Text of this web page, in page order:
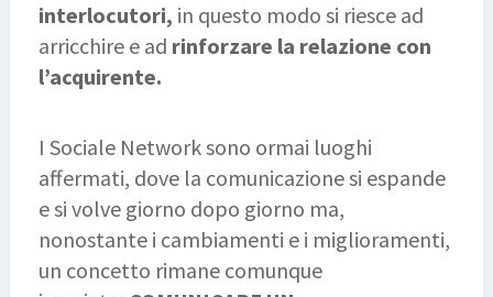
interlocutori, in questo modo si riesce ad
arricchire e ad rinforzare la relazione con
l’acquirente.
I Sociale Network sono ormai luoghi
affermati, dove la comunicazione si espande
e si volve giorno dopo giorno ma,
nonostante i cambiamenti e i miglioramenti,
un concetto rimane comunque